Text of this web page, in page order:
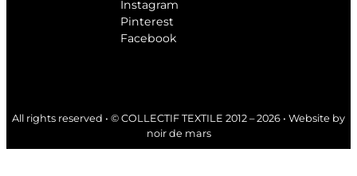
Instagram
Pinterest
Facebook
All rights reserved • © COLLECTIF TEXTILE 2012 – 2026 • Website by
noir de mars